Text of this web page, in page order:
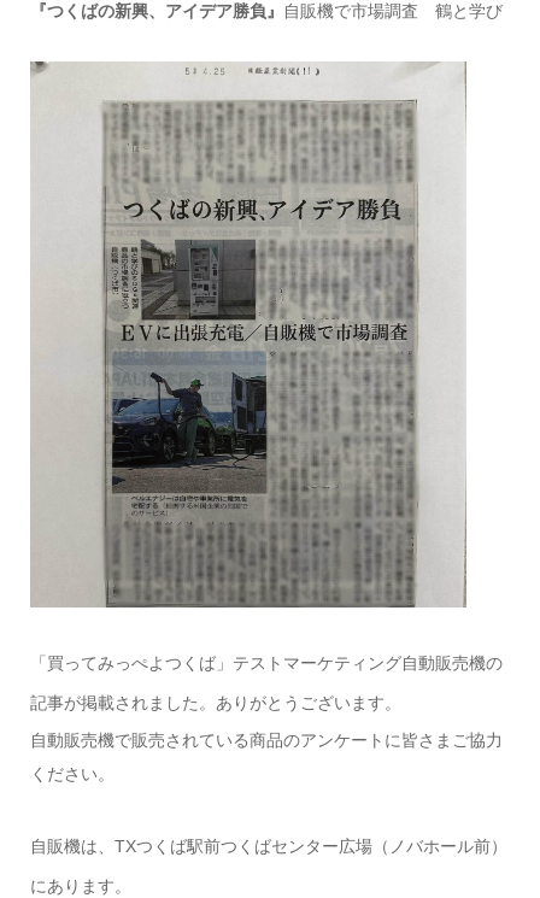
『つくばの新興、アイデア勝負』 自販機で市場調査 鶴と学び
「買ってみっぺよつくば」テストマーケティング自動販売機の
記事が掲載されました。ありがとうございます。
自動販売機で販売されている商品のアンケートに皆さまご協力
ください。
自販機は、TXつくば駅前つくばセンター広場（ノバホール前）
にあります。